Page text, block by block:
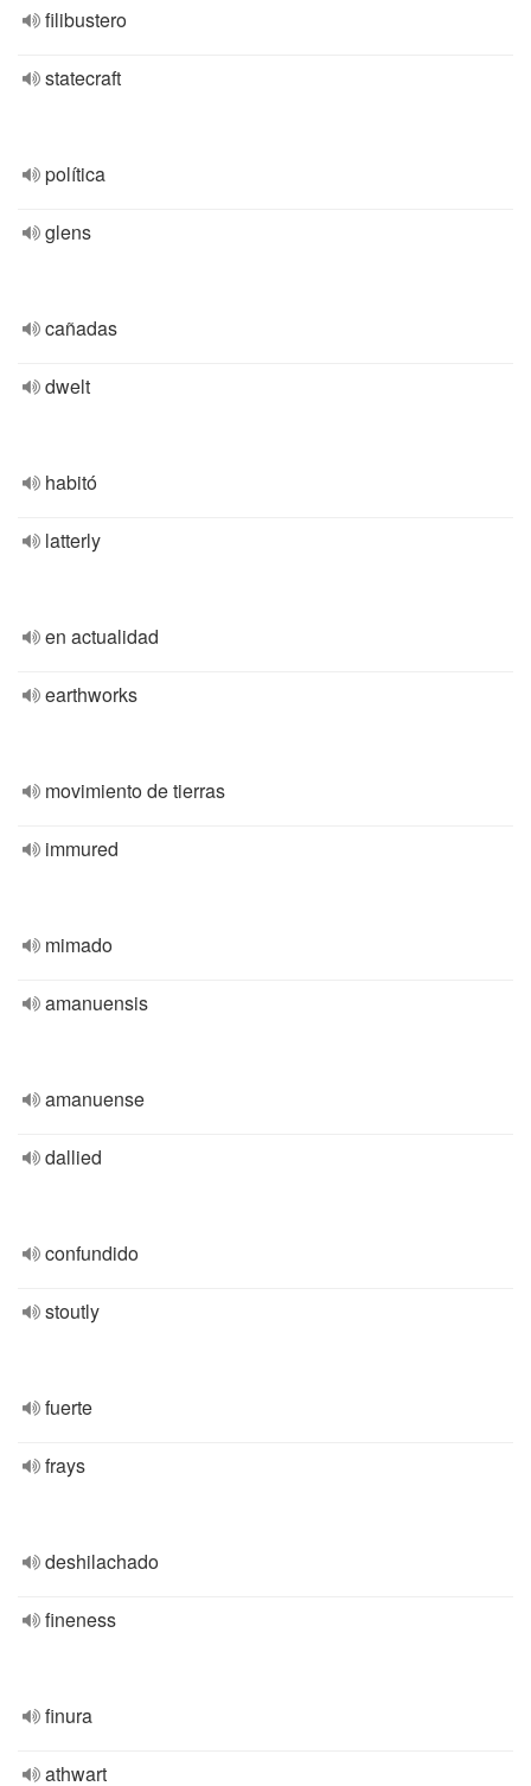
filibustero
statecraft
política
glens
cañadas
dwelt
habitó
latterly
en actualidad
earthworks
movimiento de tierras
immured
mimado
amanuensis
amanuense
dallied
confundido
stoutly
fuerte
frays
deshilachado
fineness
finura
athwart